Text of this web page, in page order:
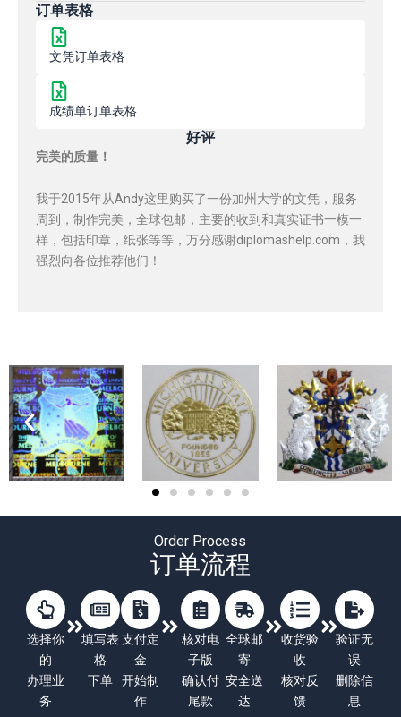
订单表格
文凭订单表格
成绩单订单表格
好评
完美的质量！
我于2015年从Andy这里购买了一份加州大学的文凭，服务
周到，制作完美，全球包邮，主要的收到和真实证书一模一
样，包括印章，纸张等等，万分感谢diplomashelp.com，我
强烈向各位推荐他们！
Order Process
订单流程
选择你
的
办理业
务
填写表
格
下单
支付定
金
开始制
作
核对电
子版
确认付
尾款
全球邮
寄
安全送
达
收货验
收
核对反
馈
验证无
误
删除信
息